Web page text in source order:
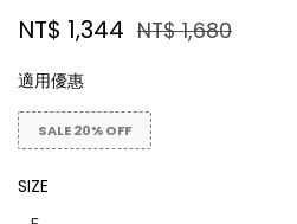
NT$ 1,344 NT$ 1,680
適用優惠
SALE 20% OFF
SIZE